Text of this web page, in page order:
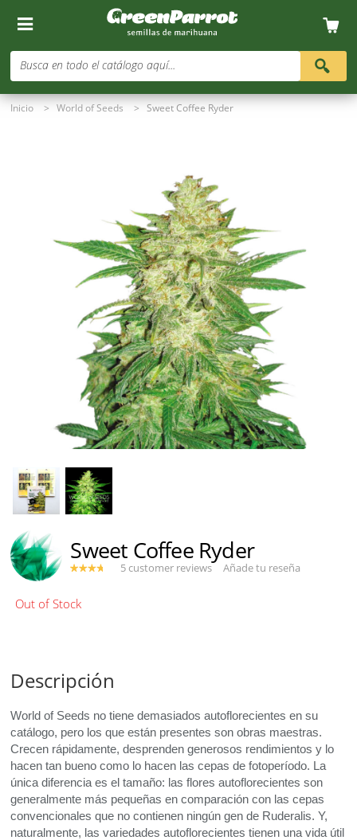
Busca en todo el catálogo aquí...
Inicio > World of Seeds > Sweet Coffee Ryder
Sweet Coffee Ryder
5 customer reviews Añade tu reseña
Descripción
World of Seeds no tiene demasiados autoflorecientes en su
catálogo, pero los que están presentes son obras maestras.
Crecen rápidamente, desprenden generosos rendimientos y lo
hacen tan bueno como lo hacen las cepas de fotoperíodo. La
única diferencia es el tamaño: las flores autoflorecientes son
generalmente más pequeñas en comparación con las cepas
convencionales que no contienen ningún gen de Ruderalis. Y,
naturalmente, las variedades autoflorecientes tienen una vida útil